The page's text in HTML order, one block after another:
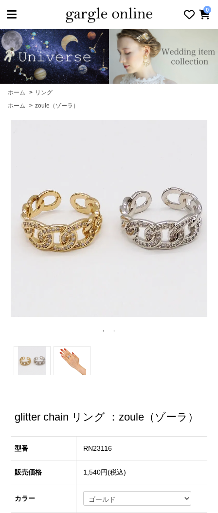
0
ホーム > リング
ホーム
> zoule（ゾーラ）
glitter chain リング ：zoule（ゾーラ）
型番 RN23116
販売価格 1,540円(税込)
カラー